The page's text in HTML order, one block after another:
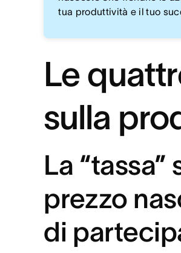
tua produttività e il tuo
Le
sulla
La
prezzo
di